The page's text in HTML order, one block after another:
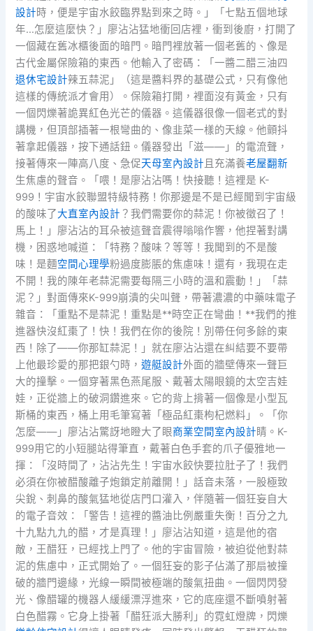
設計時，便是宇宙水餃臨界點到來之時。」「七點五個地球
年…怎麼這麼快？」廖沾沾猛地衝回店裡，衝到後廚，打開了
一個藏在舊冰櫃後面的暗門。暗門裡放著一個老舊的、像是
古代金屬保險箱的東西。他輸入了密碼：「一醬二醋三油四
退休宅設計辣五蒜泥」（這是醬料界的基礎公式，只有像他
這樣的傳統派才會用）。保險箱打開，裡面沒有黃金，只有
一個閃爍著詭異紅色光芒的儀器。這儀器很像一個老式的對
講機，但頂部插著一根彎曲的、像韭菜一樣的天線。他顫抖
著拿起儀器，按下通話鈕。儀器發出「滋——」的電流聲，
接著傳來一陣高八度、急促天母室內設計 且充滿養老屋翻新
生焦慮的聲音。「喂！是廖沾沾嗎！快接聽！這裡是 K-
999！宇宙水餃聯盟特級特務！你那邊是不是已經聞到宇宙級
的酸味了大直室內設計 ？我們需要你的蒜泥！你被徵召了！
馬上！」廖沾沾的耳朵被這聲音震得嗡嗡作響，他捏著對講
機，困惑地喊道：「特務？酸味？等等！我聞到的不是酸
味！是麵空間心理學粉過度膨脹的焦慮味！還有，我現在走
不開！我的陳年老蒜泥需要每隔三小時的溫和震動！」「蒜
泥？」對面傳來K-999崩潰的尖叫聲，帶著濃濃的中藥味電子
雜音：「重點不是蒜泥！重點是**時空正在彎曲！**我們的推
進器快沒紅棗了！快！我們在你的後院！別帶任何多餘的東
西！除了——你那缸蒜泥！」就在廖沾沾還在糾結要不要帶
上他最珍愛的那把銀勺時，遊艇設計外面的牆壁傳來一聲巨
大的撞擊。一個穿著黑色燕尾服、戴著太陽眼鏡的太空吉娃
娃，正從牆上的破洞鑽進來。它的背上揹著一個像是小型瓦
斯桶的東西，桶上用毛筆寫著「極品紅棗枸杞燃料」。「你
怎麼——」廖沾沾驚訝地瞪大了眼商業空間室內設計睛。K-
999用它的小短腿站得筆直，戴著白色手套的爪子優雅地一
揮：「沒時間了，沾沾先生！宇宙水餃快要拉肚子了！我們
必須在你被醋酸離子炮鎖定前離開！」話音未落，一股極致
尖銳、刺鼻的酸氣猛地從店門口灌入，伴隨著一個狂妄自大
的電子音效：「警告！這裡的醬油比例嚴重失衡！百分之九
十九點九九的醋，才是真理！」廖沾沾知道，這是他的宿
敵，王醋狂，已經找上門了。他的宇宙冒險，被迫從他對蒜
泥的焦慮中，正式開始了。一個狂妄的影子佔滿了那扇被撞
破的牆門邊緣，光線一瞬間被極端的酸氣扭曲。一個閃閃發
光、像醋罐的機器人緩緩漂浮進來，它的底座還不斷噴射著
白色醋霧。它身上掛著「醋狂派大勝利」的霓虹燈牌，閃爍